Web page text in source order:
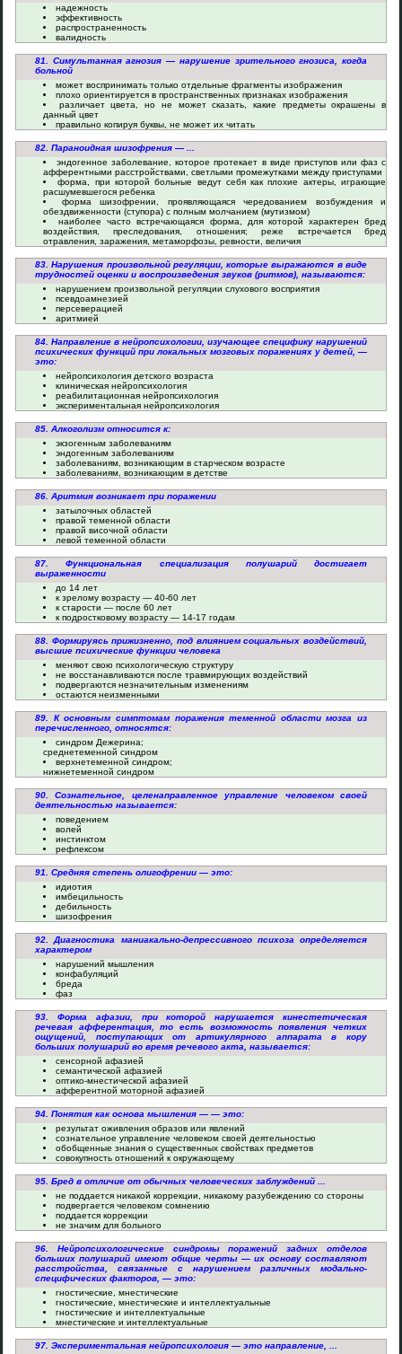
надежность
эффективность
распространенность
валидность
81. Симультанная агнозия — нарушение зрительного гнозиса, когда
больной
может воспринимать только отдельные фрагменты изображения
плохо ориентируется в пространственных признаках изображения
различает цвета, но не может сказать, какие предметы окрашены в
данный цвет
правильно копируя буквы, не может их читать
82. Параноидная шизофрения — ...
эндогенное заболевание, которое протекает в виде приступов или фаз с
афферентными расстройствами, светлыми промежутками между приступами
форма, при которой больные ведут себя как плохие актеры, играющие
расшумевшегося ребенка
форма шизофрении, проявляющаяся чередованием возбуждения и
обездвиженности (ступора) с полным молчанием (мутизмом)
наиболее часто встречающаяся форма, для которой характерен бред
воздействия, преследования, отношения; реже встречается бред
отравления, заражения, метаморфозы, ревности, величия
83. Нарушения произвольной регуляции, которые выражаются в виде
трудностей оценки и воспроизведения звуков (ритмов), называются:
нарушением произвольной регуляции слухового восприятия
псевдоамнезией
персеверацией
аритмией
84. Направление в нейропсихологии, изучающее специфику нарушений
психических функций при локальных мозговых поражениях у детей, —
это:
нейропсихология детского возраста
клиническая нейропсихология
реабилитационная нейропсихология
экспериментальная нейропсихология
85. Алкоголизм относится к:
экзогенным заболеваниям
эндогенным заболеваниям
заболеваниям, возникающим в старческом возрасте
заболеваниям, возникающим в детстве
86. Аритмия возникает при поражении
затылочных областей
правой теменной области
правой височной области
левой теменной области
87. Функциональная специализация полушарий достигает
выраженности
до 14 лет
к зрелому возрасту — 40-60 лет
к старости — после 60 лет
к подростковому возрасту — 14-17 годам
88. Формируясь прижизненно, под влиянием социальных воздействий,
высшие психические функции человека
меняют свою психологическую структуру
не восстанавливаются после травмирующих воздействий
подвергаются незначительным изменениям
остаются неизменными
89. К основным симптомам поражения теменной области мозга из
перечисленного, относятся:
синдром Дежерина;
среднетеменной синдром
верхнетеменной синдром;
нижнетеменной синдром
90. Сознательное, целенаправленное управление человеком своей
деятельностью называется:
поведением
волей
инстинктом
рефлексом
91. Средняя степень олигофрении — это:
идиотия
имбецильность
дебильность
шизофрения
92. Диагностика маниакально-депрессивного психоза определяется
характером
нарушений мышления
конфабуляций
бреда
фаз
93. Форма афазии, при которой нарушается кинестетическая
речевая афферентация, то есть возможность появления четких
ощущений, поступающих от артикулярного аппарата в кору
больших полушарий во время речевого акта, называется:
сенсорной афазией
семантической афазией
оптико-мнестической афазией
афферентной моторной афазией
94. Понятия как основа мышления — — это:
результат оживления образов или явлений
сознательное управление человеком своей деятельностью
обобщенные знания о существенных свойствах предметов
совокупность отношений к окружающему
95. Бред в отличие от обычных человеческих заблуждений ...
не поддается никакой коррекции, никакому разубеждению со стороны
подвергается человеком сомнению
поддается коррекции
не значим для больного
96. Нейропсихологические синдромы поражений задних отделов
больших полушарий имеют общие черты — их основу составляют
расстройства, связанные с нарушением различных модально-
специфических факторов, — это:
гностические, мнестические
гностические, мнестические и интеллектуальные
гностические и интеллектуальные
мнестические и интеллектуальные
97. Экспериментальная нейропсихология — это направление, ...